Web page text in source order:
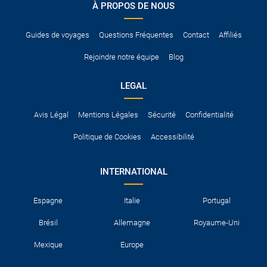
Pour vous en assurer, vous pouvez vous renseigner auprès des
services consulaires du pays concerné.
À PROPOS DE NOUS
Guides de voyages Questions Fréquentes Contact Affiliés
Rejoindre notre équipe Blog
LEGAL
Avis Légal Mentions Légales Sécurité Confidentialité
Politique de Cookies Accessibilité
INTERNATIONAL
Espagne Italie Portugal
Brésil Allemagne Royaume-Uni
Mexique Europe